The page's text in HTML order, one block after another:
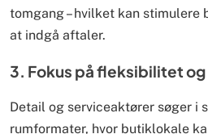
tomgang – hvilket kan stimulere
at indgå aftaler.
3. Fokus på fleksibilitet
Detail og serviceaktører søger i
rumformat­er, hvor butiklokale